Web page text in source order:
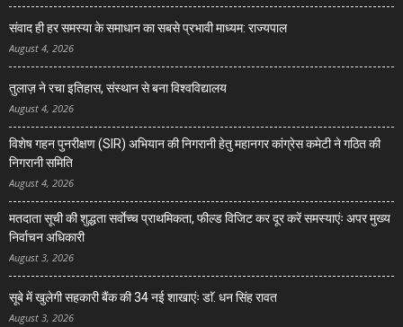
संवाद ही हर समस्या के समाधान का सबसे प्रभावी माध्यम: राज्यपाल
August 4, 2026
तुलाज़ ने रचा इतिहास, संस्थान से बना विश्वविद्यालय
August 4, 2026
विशेष गहन पुनरीक्षण (SIR) अभियान की निगरानी हेतु महानगर कांग्रेस कमेटी ने गठित की
निगरानी समिति
August 4, 2026
मतदाता सूची की शुद्धता सर्वाेच्च प्राथमिकता, फील्ड विजिट कर दूर करें समस्याएंः अपर मुख्य
निर्वाचन अधिकारी
August 3, 2026
सूबे में खुलेगी सहकारी बैंक की 34 नई शाखाएंः डाॅ. धन सिंह रावत
August 3, 2026